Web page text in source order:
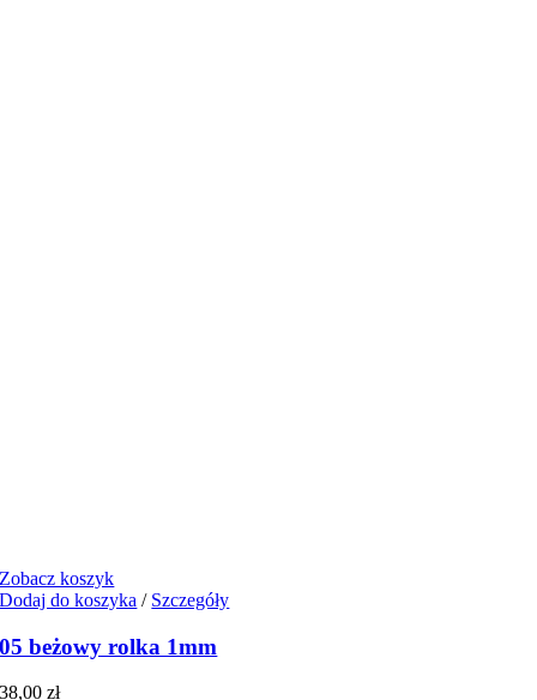
Zobacz koszyk
Dodaj do koszyka / Szczegóły
05 beżowy rolka 1mm
38,00zł